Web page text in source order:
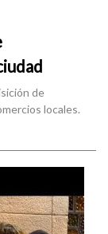
de
locales.